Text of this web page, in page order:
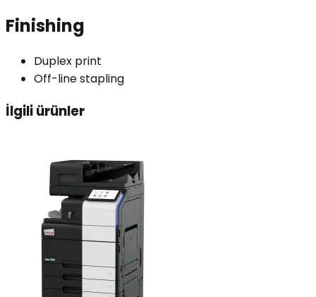
Finishing
Duplex print
Off-line stapling
İlgili ürünler